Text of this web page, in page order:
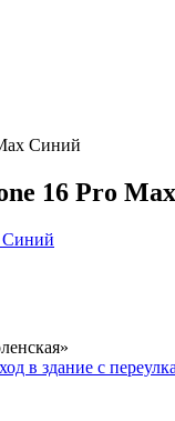
Синий
16 Pro
в здание с